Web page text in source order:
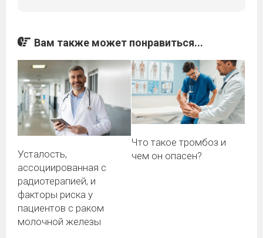
Вам также может понравиться...
Усталость,
ассоциированная с
радиотерапией, и
факторы риска у
пациентов с раком
молочной железы
Что такое тромбоз и
чем он опасен?